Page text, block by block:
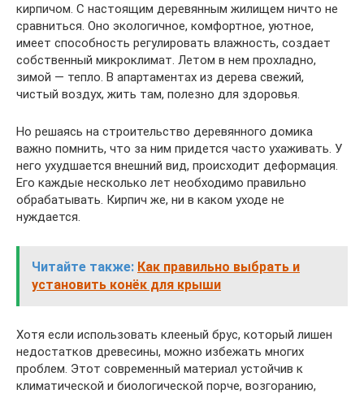
кирпичом. С настоящим деревянным жилищем ничто не
сравниться. Оно экологичное, комфортное, уютное,
имеет способность регулировать влажность, создает
собственный микроклимат. Летом в нем прохладно,
зимой — тепло. В апартаментах из дерева свежий,
чистый воздух, жить там, полезно для здоровья.
Но решаясь на строительство деревянного домика
важно помнить, что за ним придется часто ухаживать. У
него ухудшается внешний вид, происходит деформация.
Его каждые несколько лет необходимо правильно
обрабатывать. Кирпич же, ни в каком уходе не
нуждается.
Читайте также: Как правильно выбрать и
установить конёк для крыши
Хотя если использовать клееный брус, который лишен
недостатков древесины, можно избежать многих
проблем. Этот современный материал устойчив к
климатической и биологической порче, возгоранию,